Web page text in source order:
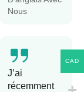
Nous
J’ai
récemment
CAD